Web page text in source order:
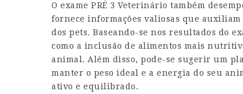
O exame PRÉ 3 Veterinário também
fornece informações valiosas que
dos pets. Baseando-se nos resultados do
como a inclusão de alimentos mais
animal. Além disso, pode-se sugerir um
manter o peso ideal e a energia do seu
ativo e equilibrado.